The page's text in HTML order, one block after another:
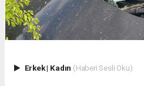
Erkek| Kadın (Haberi Sesli Oku)